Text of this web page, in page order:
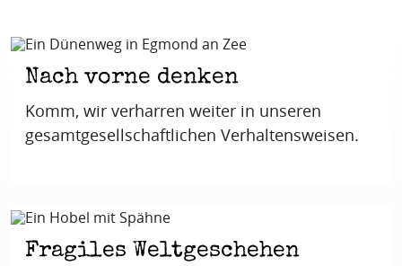
Nach vorne denken
Komm, wir verharren weiter in unseren
gesamtgesellschaftlichen Verhaltensweisen.
Fragiles Weltgeschehen